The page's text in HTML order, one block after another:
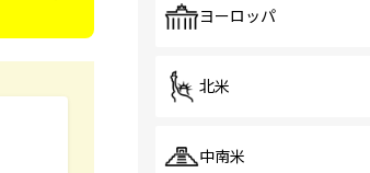
ヨーロッパ
北米
中南米